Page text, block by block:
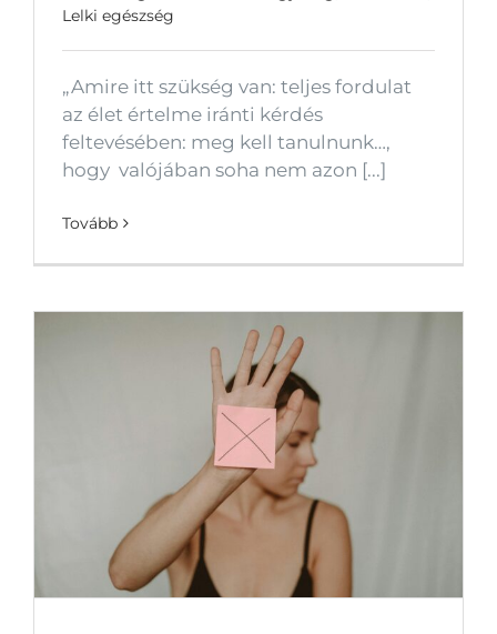
Lelki egészség
„Amire itt szükség van: teljes fordulat
az élet értelme iránti kérdés
feltevésében: meg kell tanulnunk…,
hogy valójában soha nem azon [...]
Tovább